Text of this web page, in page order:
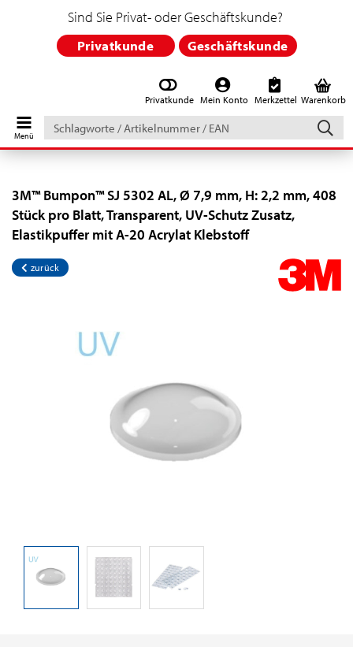
Privatkunde Mein Konto Merkzettel Warenkorb
Schlagworte
/
Artikelnummer
EAN
Sind Sie Privat- oder Geschäftskunde?
Privatkunde Geschäftskunde
3M™ Bumpon™ SJ 5302 AL, Ø 7,9 mm, H: 2,2 mm, 408
Stück pro Blatt, Transparent, UV-Schutz Zusatz,
Elastikpuffer mit A-20 Acrylat Klebstoff
zurück